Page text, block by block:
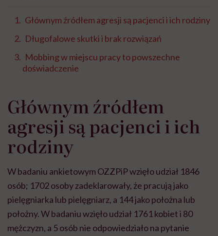
Głównym źródłem agresji są pacjenci i ich rodziny
Długofalowe skutki i brak rozwiązań
Mobbing w miejscu pracy to powszechne
doświadczenie
Głównym źródłem
agresji są pacjenci i ich
rodziny
W badaniu ankietowym OZZPiP wzięło udział 1846
osób; 1702 osoby zadeklarowały, że pracują jako
pielęgniarka lub pielęgniarz, a 144 jako położna lub
położny. W badaniu wzięło udział 1761 kobiet i 80
mężczyzn, a 5 osób nie odpowiedziało na pytanie